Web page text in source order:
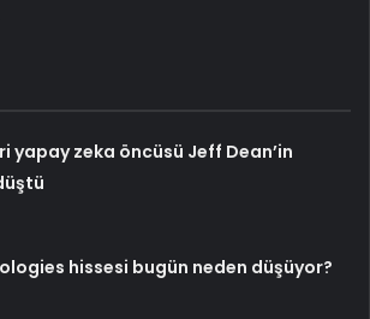
yapay zeka öncüsü Jeff Dean’in
hissesi bugün neden düşüyor?